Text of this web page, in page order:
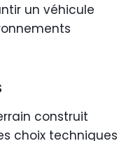
un véhicule
construit
choix techniques